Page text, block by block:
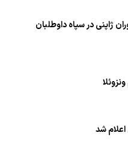
ژاپنی در سپاه داوطلبان
شد